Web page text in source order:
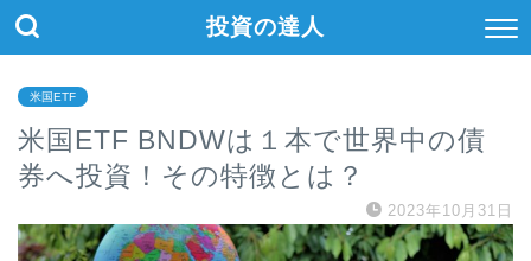
投資の達人
米国ETF
米国ETF BNDWは１本で世界中の債
券へ投資！その特徴とは？
2023年10月31日